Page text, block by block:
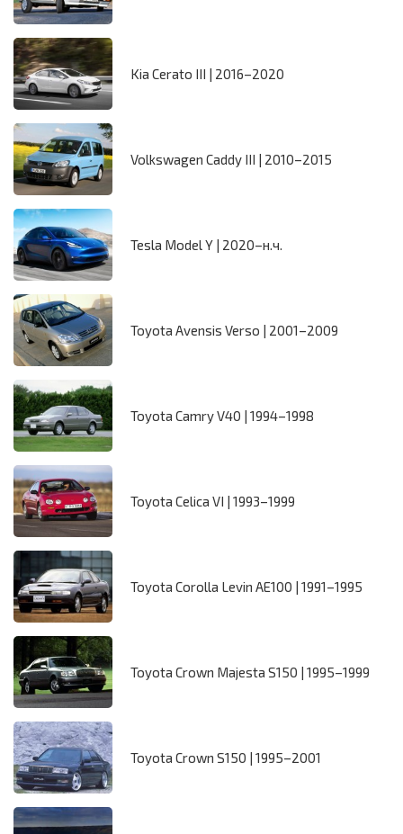
Kia Cerato III | 2016–2020
Volkswagen Caddy III | 2010–2015
Tesla Model Y | 2020–н.ч.
Toyota Avensis Verso | 2001–2009
Toyota Camry V40 | 1994–1998
Toyota Celica VI | 1993–1999
Toyota Corolla Levin AE100 | 1991–1995
Toyota Crown Majesta S150 | 1995–1999
Toyota Crown S150 | 1995–2001